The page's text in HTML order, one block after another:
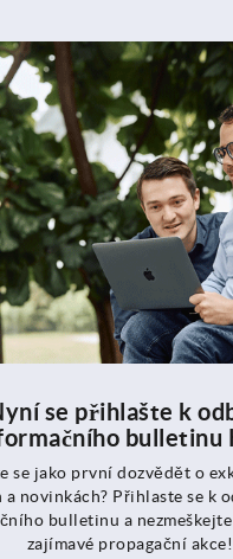
se přihlašte k
bulletinu
se jako první dozvědět o
a novinkách? Přihlaste se k
bulletinu a
zajímavé propagační akce!